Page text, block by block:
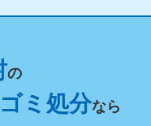
の
ミ処分なら